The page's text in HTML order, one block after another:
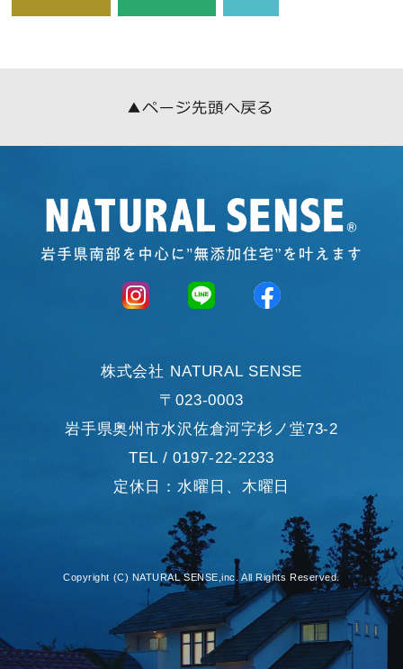
や提携先のサービスを利用しまたはページを閲覧する際に収集し
当社が個人情報を収集・利用する目的は，以下のとおりです。
（1）ユーザーに自分の登録情報の閲覧や修正，利用状況の閲覧
登録情報，利用されたサービスや購入された商品，およびそれら
（2）ユーザーにお知らせや連絡をするためにメールアドレスを
利用する場合やユーザーに商品を送付したり必要に応じて連絡し
所，電話番号，銀行口座番号，クレジットカード番号，運転免許
（4）ユーザーに代金を請求するために，購入された商品名や数
量，利用されたサービスの種類や期間，回数，請求金額，氏名，
住所，銀行口座番号やクレジットカード番号などの支払に関する
情報などを利用する目的
当社に登録されている情報を入力画面に表示させたり，ユーザー
のご指示に基づいて他のサービスなど（提携先が提供するものも
含みます）に転送したりする目的
（6）代金の支払を遅滞したり第三者に損害を発生させたりする
など，本サービスの利用規約に違反したユーザーや，不正・不当
な目的でサービスを利用しようとするユーザーの利用をお断りす
るために，利用態様，氏名や住所など個人を特定するための情報
（7）ユーザーからのお問い合わせに対応するために，お問い合
わせ内容や代金の請求に関する情報など当社がユーザーに対して
株式会社 NATURAL SENSE
〒023-0003
岩手県奥州市水沢佐倉河字杉ノ堂73-2
TEL / 0197-22-2233
定休日：水曜日、木曜日
Copyright (C) NATURAL SENSE,inc. All Rights Reserved.